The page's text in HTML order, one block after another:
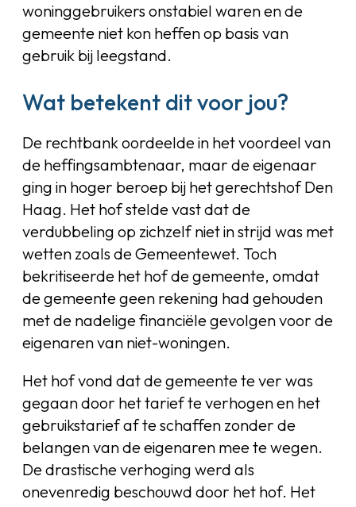
woninggebruikers onstabiel waren en de
gemeente niet kon heffen op basis van
gebruik bij leegstand.
Wat betekent dit voor jou?
De rechtbank oordeelde in het voordeel van
de heffingsambtenaar, maar de eigenaar
ging in hoger beroep bij het gerechtshof Den
Haag. Het hof stelde vast dat de
verdubbeling op zichzelf niet in strijd was met
wetten zoals de Gemeentewet. Toch
bekritiseerde het hof de gemeente, omdat
de gemeente geen rekening had gehouden
met de nadelige financiële gevolgen voor de
eigenaren van niet-woningen.
Het hof vond dat de gemeente te ver was
gegaan door het tarief te verhogen en het
gebruikstarief af te schaffen zonder de
belangen van de eigenaren mee te wegen.
De drastische verhoging werd als
onevenredig beschouwd door het hof. Het